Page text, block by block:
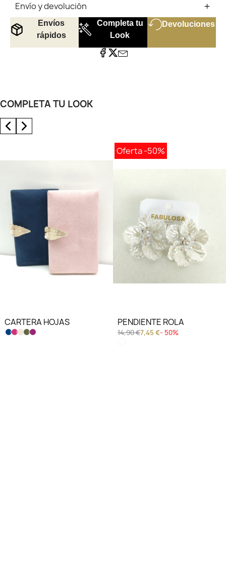
Envío y devolución
Envíos
rápidos
Completa tu
Look
Devoluciones
COMPLETA TU LOOK
CARTERA HOJAS
Oferta-50%
PENDIENTE ROLA
14,90 €7,45 €- 50%